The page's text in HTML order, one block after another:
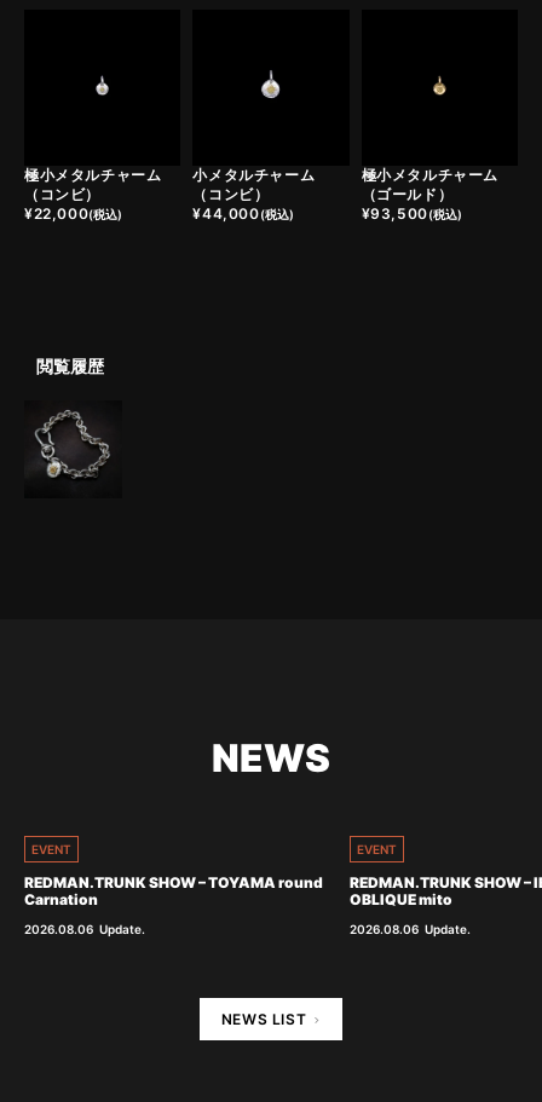
極小メタルチャーム
（コンビ）
¥22,000(税込)
小メタルチャーム
（コンビ）
¥44,000(税込)
極小メタルチャーム
（ゴールド）
¥93,500(税込)
閲覧履歴
NEWS
EVENT
REDMAN.TRUNK SHOW – TOYAMA round
Carnation
2026.08.06 Update.
EVENT
REDMAN.TRUNK SHOW
OBLIQUE mito
2026.08.06 Update.
NEWS LIST